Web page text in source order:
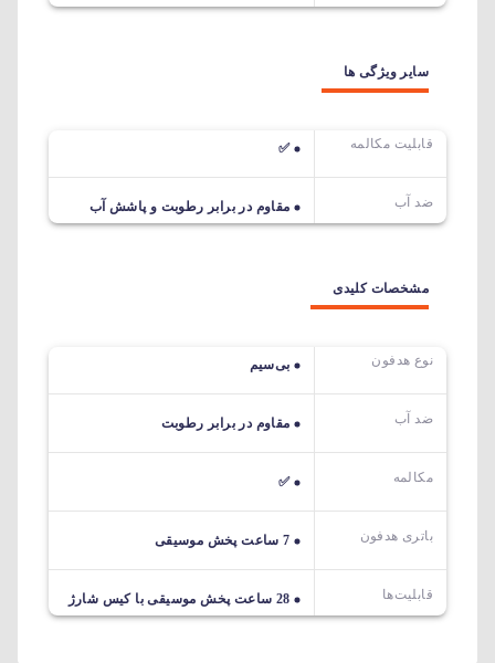
سایر ویژگی ها
قابلیت مکالمه ✅
ضد آب مقاوم در برابر رطوبت و پاشش آب
مشخصات کلیدی
نوع هدفون بی‌سیم
ضد آب مقاوم در برابر رطوبت
مکالمه ✅
باتری هدفون 7 ساعت پخش موسیقی
قابلیت‌ها 28 ساعت پخش موسیقی با کیس شارژ